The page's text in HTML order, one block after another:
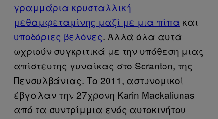
γραμμάρια κρυσταλλική
μεθαμφεταμίνης μαζί με μια πίπα και
υποδόριες βελόνες. Αλλά όλα αυτά
ωχριούν συγκριτικά με την υπόθεση μιας
απίστευτης γυναίκας στο Scranton, της
Πενσυλβάνιας. Το 2011, αστυνομικοί
έβγαλαν την 27χρονη Karin Mackaliunas
από τα συντρίμμια ενός αυτοκινήτου